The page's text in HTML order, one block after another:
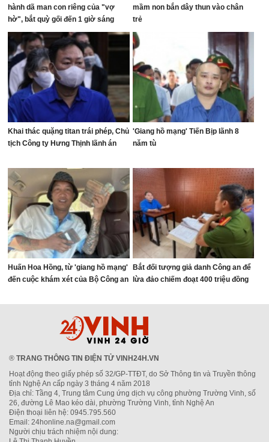
hành dã man con riêng của "vợ
hờ", bắt quỳ gối đến 1 giờ sáng
mầm non bắn dây thun vào chân
trẻ
Khai thác quặng titan trái phép, Chủ
tịch Công ty Hưng Thịnh lãnh án
'Giang hồ mạng' Tiến Bịp lãnh 8
năm tù
Huấn Hoa Hồng, từ 'giang hồ mạng'
đến cuộc khám xét của Bộ Công an
Bắt đối tượng giả danh Công an để
lừa đảo chiếm đoạt 400 triệu đồng
® TRANG THÔNG TIN ĐIỆN TỬ VINH24H.VN
Hoạt động theo giấy phép số 32/GP-TTĐT, do Sở Thông tin và Truyền thông
tỉnh Nghệ An cấp ngày 3 tháng 4 năm 2018
Địa chỉ: Tầng 4, Trung tâm Cung ứng dịch vụ công phường Trường Vinh, số
26, đường Lê Mao kéo dài, phường Trường Vinh, tỉnh Nghệ An
Điện thoại liên hệ: 0945.795.560
Email: 24honline.na@gmail.com
Người chịu trách nhiệm nội dung: